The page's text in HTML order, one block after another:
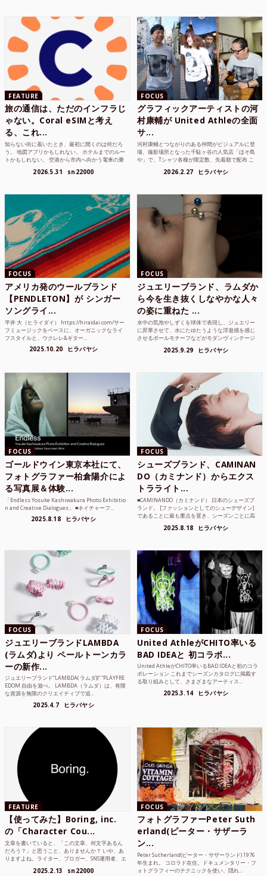
FEATURE
旅の通信は、ただのインフラじ
ゃない。Coral eSIMと考え
る、これ...
知らない街に着いたとき、最初に開くのは何だろ
う。 地図アプリかもしれない。 ホテルまでのルー
トかもしれない。 空港から市内へ向かう電車の乗
2026.5.31 sn22000
FOCUS
グラフィックアーティストの河
村康輔が United Athleの全面
サ...
河村康輔とつながりのある仲間がビジュアルに登
場。撮影場所となった千駄ヶ谷の人気店「ほそ島
や」で、Tシャツ各種が限定数、先着順で配布 こ
2026.2.27 ヒラバヤシ
FOCUS
アメリカ発のウールブランド
【PENDLETON】が シンガー
ソングライ...
平井 大（ヒライダイ） https://hiraidai.com/サー
フミュージックをベースに、オーガニックなライ
フスタイルと、ウクレレ&ギター...
2025.10.20 ヒラバヤシ
FOCUS
ジュエリーブランド、ラムダか
ら今を生き抜くしなやかな人々
の姿に重ねた ...
水中の気泡やしずくを球体で表現し、ジュエリー
に昇華させて、水にたゆたうような浮遊感を感じ
させるボールモチーフなどがモダンヴィンテージ
2025.9.29 ヒラバヤシ
FOCUS
ゴールドウイン東京本社にて、
フォトグラファー柏倉陽介によ
る写真展＆体験...
「Endless Yosuke Kashiwakura Photo Exhibitio
n and Creative Dialogues」 ■ネイチャーフ...
2025.8.18 ヒラバヤシ
FOCUS
シューズブランド、CAMINAN
DO（カミナンド）からエクス
トラライト...
■CAMINANDO（カミナンド） 日本のシューズブ
ランド。 [ファッションとしてのシューデザイン]
であることに最も重点を置き、シーズンごとに高
2025.8.18 ヒラバヤシ
FOCUS
ジュエリーブランドLAMBDA
(ラムダ)より ペールトーンカラ
ーの新作...
ジュエリーブランド“LAMBDA( ラムダ))” “PLAYFRE
EDOM 自由を遊べ。 LAMBDA（ラムダ）は、有限
な資源を無限のクリエイティブで追...
2025.4.7 ヒラバヤシ
FOCUS
United AthleがCHITO率いる
BAD IDEAと 初コラボ...
United AthleがCHITO率いるBAD IDEAと初のコラ
ボレーション これまでシーズンカタログに掲載す
る取り組みとして、さまざまなアーティス...
2025.3.14 ヒラバヤシ
FEATURE
【使ってみた】Boring, inc.
の「Character Cou...
文章を書いていると、「この文章、何文字あるん
だろう？」と思うこと、ありませんか？ いや、あ
りますよね。ライター、ブロガー、SNS運用者、エ
2025.2.13 sn22000
FOCUS
フォトグラファーPeter Suth
erland(ピーター・サザーラ
ン...
Peter Sutherland(ピーター・サザーランド) 1976
年生まれ。 コロラド在住。ドキュメンタリー・フ
ォトグラフィーのテクニックを使い、隠れ...